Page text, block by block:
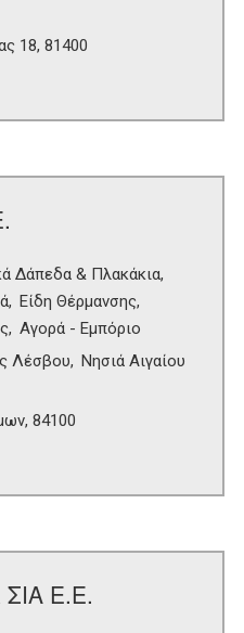
18, 81400
Δάπεδα & Πλακάκια
Είδη Θέρμανσης
Αγορά - Εμπόριο
Λέσβου
Νησιά Αιγαίου
84100
Ε.Ε.